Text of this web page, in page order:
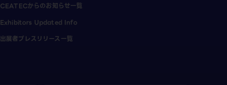
CEATECからのお知らせ一覧
Exhibitors Updated Info
出展者プレスリリース一覧